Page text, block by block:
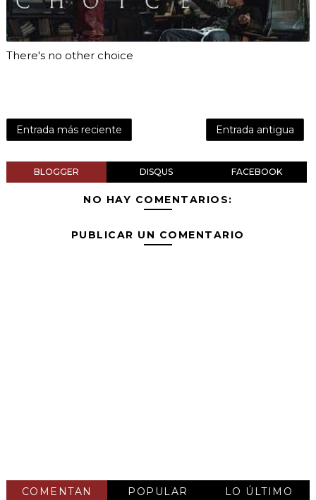
There's no other choice
Entrada más reciente Entrada antigua
BLOGGER DISQUS FACEBOOK
NO HAY COMENTARIOS:
PUBLICAR UN COMENTARIO
COMENTAN POPULAR LO ÚLTIMO